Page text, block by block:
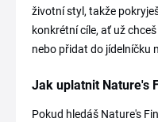
životní styl, takže
konkrétní cíle, ať už
nebo přidat do jídelníčku
Jak uplatnit Nature's
Pokud hledáš Nature's